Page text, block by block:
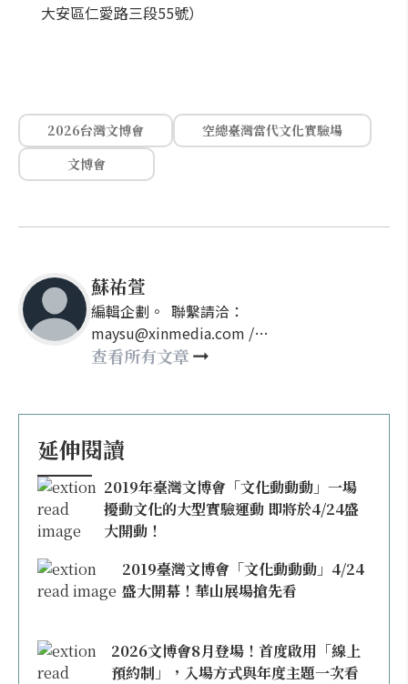
大安區仁愛路三段55號）
2026台灣文博會
空總臺灣當代文化實驗場
文博會
蘇祐萱
編輯企劃。 聯繫請洽：
maysu@xinmedia.com /
may860527@gmail.com
查看所有文章
延伸閱讀
2019年臺灣文博會「文化動動動」一場
擾動文化的大型實驗運動 即將於4/24盛
大開動！
2019臺灣文博會「文化動動動」4/24
盛大開幕！華山展場搶先看
2026文博會8月登場！首度啟用「線上
預約制」，入場方式與年度主題一次看